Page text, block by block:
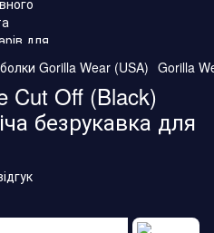
Gorilla Wear (USA) Gorilla
Cut Off (Black)
безрукавка для